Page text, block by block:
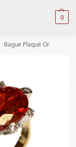
0
Bague Plaqué Or